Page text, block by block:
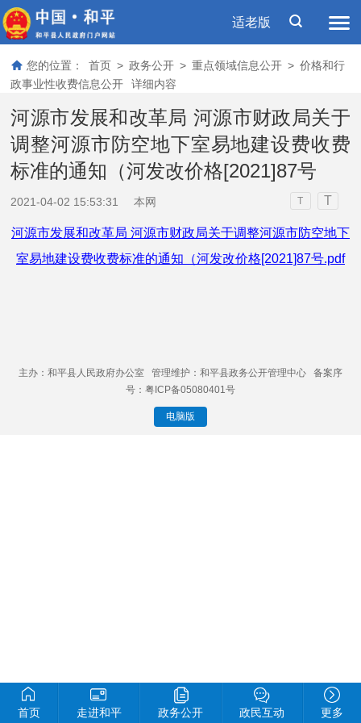
适老版
您的位置： 首页 > 政务公开 > 重点领域信息公开 > 价格和行
政事业性收费信息公开
详细内容
河源市发展和改革局 河源市财政局关于
调整河源市防空地下室易地建设费收费
标准的通知（河发改价格[2021]87号
2021-04-02 15:53:31 本网 T T
河源市发展和改革局 河源市财政局关于调整河源市防空地下
室易地建设费收费标准的通知（河发改价格[2021]87号.pdf
主办：和平县人民政府办公室 管理维护：和平县政务公开管理中心 备案序
号：粤ICP备05080401号
电脑版
首页 走进和平 政务公开 政民互动 更多